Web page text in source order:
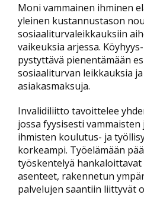
Moni vammainen ihminen
yleinen kustannustason
sosiaaliturvaleikkauksiin
vaikeuksia arjessa.
pystyttävä pienentämään
sosiaaliturvan leikkauksia
asiakasmaksuja.
Invalidiliitto tavoittelee
jossa fyysisesti
ihmisten koulutus- ja
korkeampi. Työelämään
työskentelyä
asenteet, rakennetun
palvelujen saantiin liittyvät